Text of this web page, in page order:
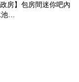
房】包房間迷你吧內
池…